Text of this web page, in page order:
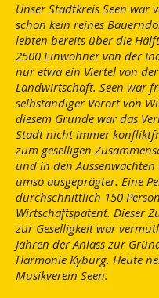
Unser Stadtkreis Seen war
schon kein reines
lebten bereits über die
2500 Einwohner von der
nur etwa ein Viertel von der
Landwirtschaft. Seen war
selbständiger Vorort von
diesem Grunde war das
Stadt nicht immer
zum geselligen
und in den
umso ausgeprägter. Eine
durchschnittlich 150
Wirtschaftspatent. Dieser
zur Geselligkeit war
Jahren der Anlass zur
Harmonie Kyburg. Heute
Musikverein Seen.